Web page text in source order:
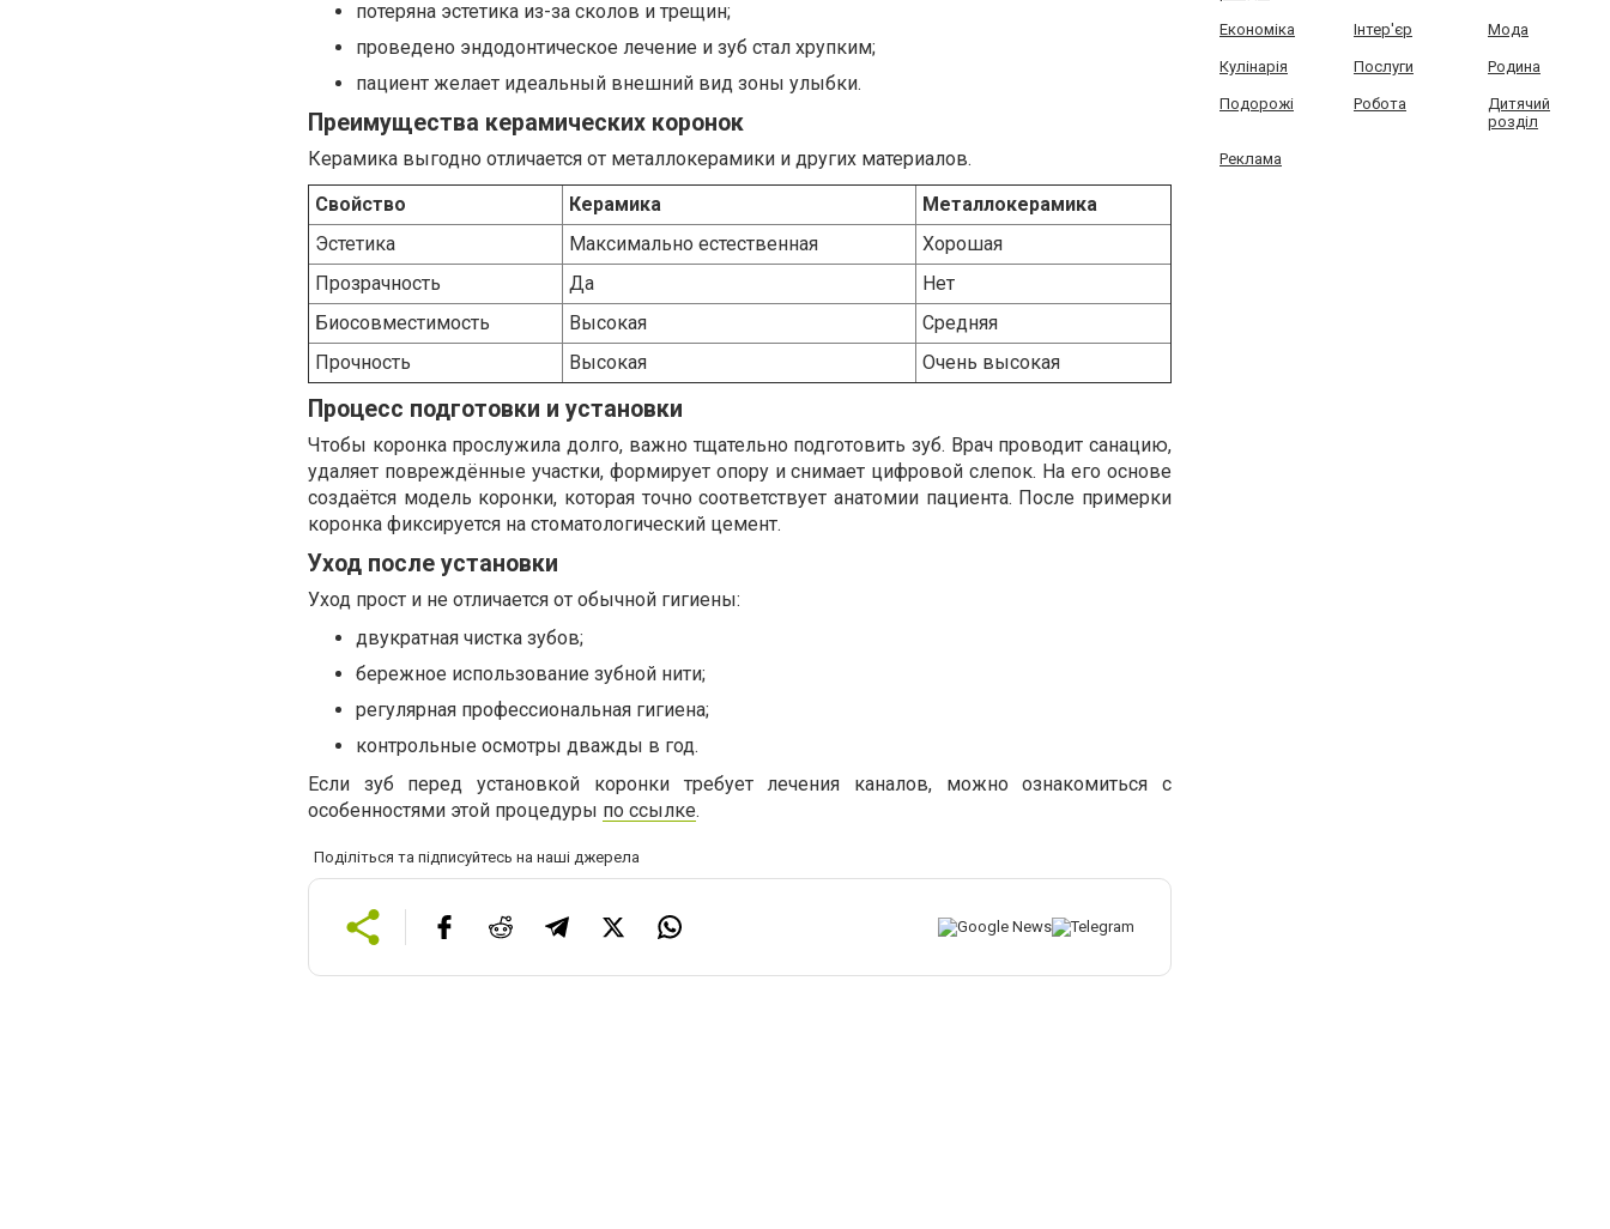
потеряна эстетика из-за сколов и трещин;
проведено эндодонтическое лечение и зуб стал хрупким;
пациент желает идеальный внешний вид зоны улыбки.
Преимущества керамических коронок
Керамика выгодно отличается от металлокерамики и других материалов.
Свойство
Керамика
Металлокерамика
Эстетика
Максимально естественная
Хорошая
Прозрачность
Да
Нет
Биосовместимость
Высокая
Средняя
Прочность
Высокая Очень высокая
Процесс подготовки и установки
Чтобы коронка прослужила долго, важно тщательно подготовить зуб. Врач проводит санацию,
удаляет повреждённые участки, формирует опору и снимает цифровой слепок. На его основе
создаётся модель коронки, которая точно соответствует анатомии пациента. После примерки
коронка фиксируется на стоматологический цемент.
Уход после установки
Уход прост и не отличается от обычной гигиены:
двукратная чистка зубов;
бережное использование зубной нити;
регулярная профессиональная гигиена;
контрольные осмотры дважды в год.
Если зуб перед установкой коронки требует лечения каналов, можно ознакомиться с
особенностями этой процедуры по ссылке.
Поділіться та підписуйтесь на наші джерела
Економіка Інтер'єр Мода
Кулінарія Послуги Родина
Подорожі Робота
Дитячий
розділ
Реклама